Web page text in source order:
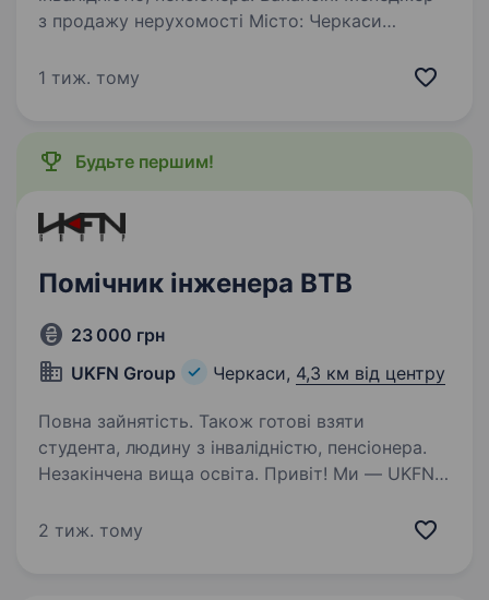
з продажу нерухомості Місто: Черкаси
запрошує до своєї команди енергійних та
1 тиж. тому
Будьте першим!
Помічник інженера ВТВ
23 000 грн
UKFN Group
Черкаси, 4,3 км від центру
Повна зайнятість. Також готові взяти
студента, людину з інвалідністю, пенсіонера.
Незакінчена вища освіта. Привіт! Ми — UKFN
великих проектів у сфері девелопменту.
2 тиж. тому